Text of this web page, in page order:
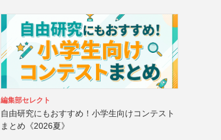
編集部セレクト
自由研究にもおすすめ！小学生向けコンテスト
まとめ《2026夏》